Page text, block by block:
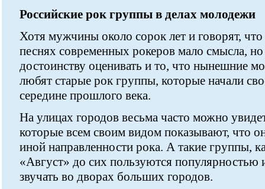
Российские рок группы в делах молодежи
Хотя мужчины около сорок лет и говорят,
песнях современных рокеров мало смысла,
достоинству оценивать и то, что нынешние
любят старые рок группы, которые начали
середине прошлого века.
На улицах городов весьма часто можно
которые всем своим видом показывают, что
иной направленности рока. А такие группы,
«Август» до сих пользуются
звучать во дворах больших городов.